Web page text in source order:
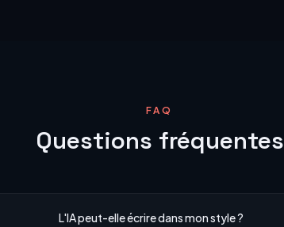
FAQ
Questions fréquentes
L'IA peut-elle écrire dans mon style ?